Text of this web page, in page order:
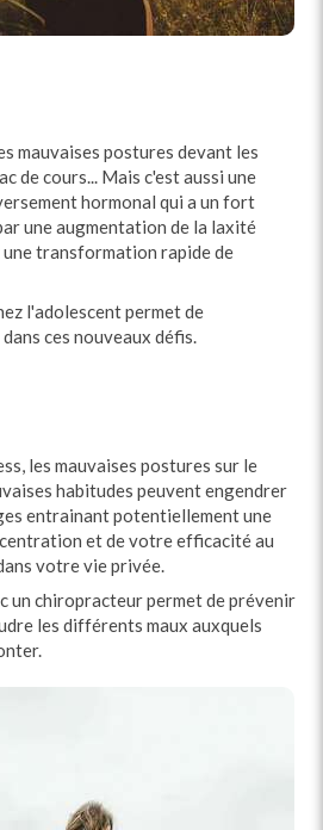
mauvaises postures devant les
de cours... Mais c'est aussi une
hormonal qui a un fort
une augmentation de la laxité
transformation rapide de
l'adolescent permet de
ces nouveaux défis.
les mauvaises postures sur le
habitudes peuvent engendrer
entrainant potentiellement une
et de votre efficacité au
votre vie privée.
un chiropracteur permet de prévenir
les différents maux auxquels